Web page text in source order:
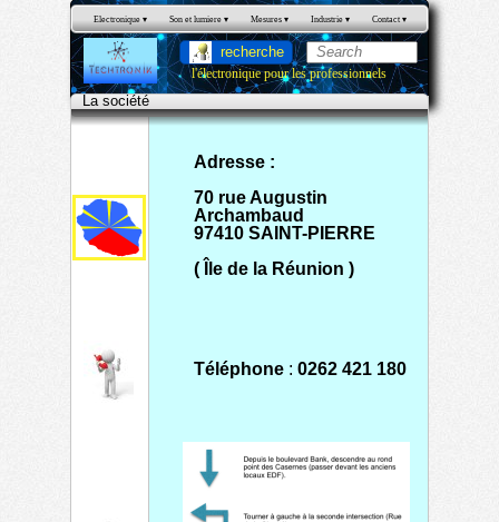
Electronique ▾ Son et lumiere ▾ Mesures ▾ Industrie ▾ Contact ▾
recherche
l'électronique pour les professionnels
Adresse :
70 rue Augustin
Archambaud
97410 SAINT-PIERRE
( Île de la Réunion )
La société
Téléphone : 0262 421 180